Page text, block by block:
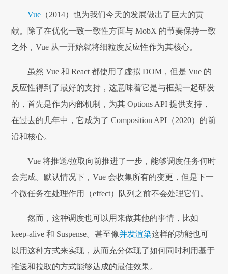
Vue （2014）也为我们今天的发展做出了巨大的贡
献。除了在优化一致一致性方面与 MobX 的节奏保持一致
之外，Vue 从一开始就将细粒度反应性作为其核心。
虽然 Vue 和 React 都使用了虚拟 DOM，但是 Vue 的
反应性得到了最好的支持，这意味着它是与框架一起研发
的，首先是作为内部机制，为其 Options API 提供支持，
在过去的几年中，它成为了 Composition API（2020）的前
沿和核心。
Vue 将推送/拉取向前推进了一步，能够调度任务何时
会完成。默认情况下，Vue 会收集所有的变更，但是下一
个微任务在处理作用（effect）队列之前不会处理它们。
然而，这种调度也可以用来做其他的事情，比如
keep-alive 和 Suspense。甚至像并发渲染这样的功能也可
以用这种方式来实现，从而充分体现了如何同时利用基于
推送和拉取的方式能够达成的最佳效果。